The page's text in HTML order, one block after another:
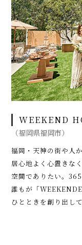
WEEKEND
（福岡県福岡市）
福岡・天神の街や人
居心地よく心置きな
空間でありたい。
誰もが「
ひとときを創り出し